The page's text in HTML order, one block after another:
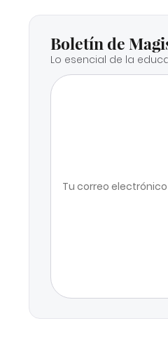
Boletín de
Lo esencial de la